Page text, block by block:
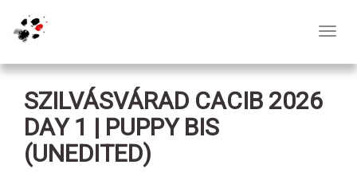
SZILVÁSVÁRAD CACIB 2026
DAY 1 | PUPPY BIS
(UNEDITED)